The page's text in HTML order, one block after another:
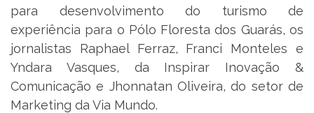
para desenvolvimento do turismo de
experiência para o Pólo Floresta dos Guarás, os
jornalistas Raphael Ferraz, Franci Monteles e
Yndara Vasques, da Inspirar Inovação &
Comunicação e Jhonnatan Oliveira, do setor de
Marketing da Via Mundo.